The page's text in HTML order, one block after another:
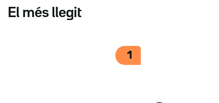
El més llegit
1